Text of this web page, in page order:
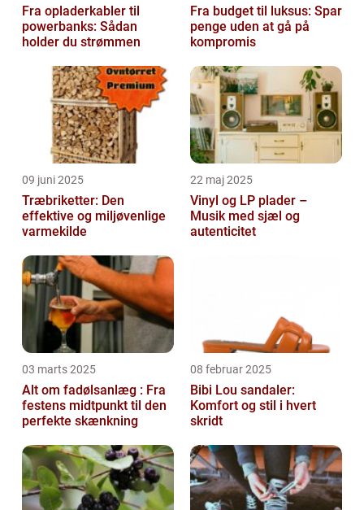
Fra opladerkabler til
powerbanks: Sådan
holder du strømmen
Fra budget til luksus: Spar
penge uden at gå på
kompromis
09 juni 2025
Træbriketter: Den
effektive og miljøvenlige
varmekilde
22 maj 2025
Vinyl og LP plader –
Musik med sjæl og
autenticitet
03 marts 2025
Alt om fadølsanlæg : Fra
festens midtpunkt til den
perfekte skænkning
08 februar 2025
Bibi Lou sandaler:
Komfort og stil i hvert
skridt